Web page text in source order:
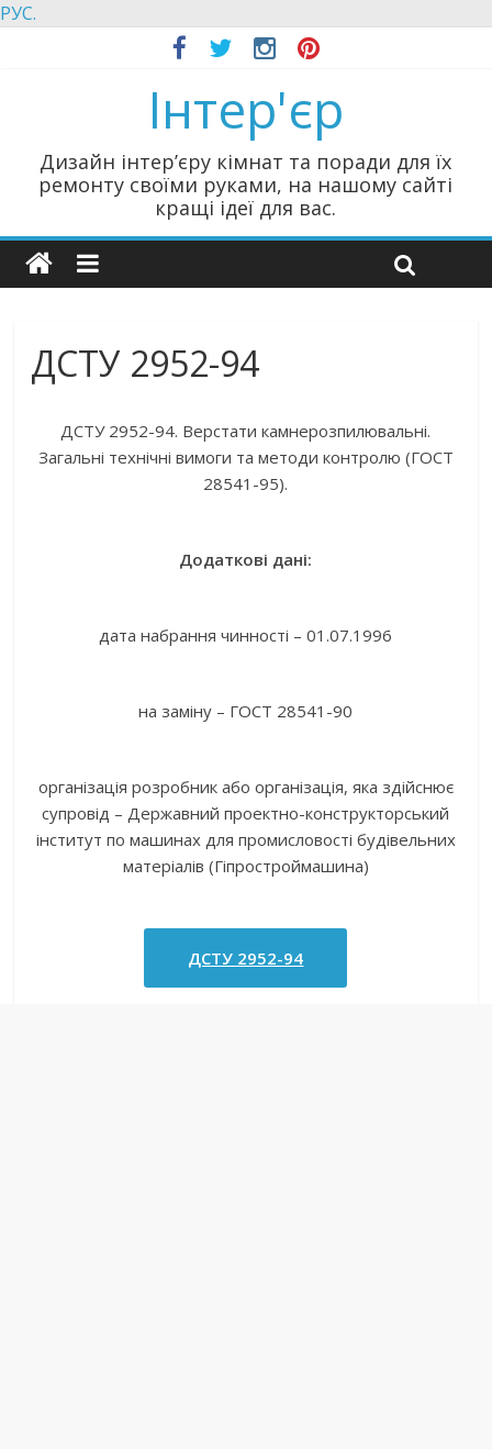
РУС.
Інтер'єр
Дизайн інтер’єру кімнат та поради для їх
ремонту своїми руками, на нашому сайті
кращі ідеї для вас.
ДСТУ 2952-94
ДСТУ 2952-94. Верстати камнерозпилювальні.
Загальні технічні вимоги та методи контролю (ГОСТ
28541-95).
Додаткові дані:
дата набрання чинності – 01.07.1996
на заміну – ГОСТ 28541-90
організація розробник або організація, яка здійснює
супровід – Державний проектно-конструкторський
інститут по машинах для промисловості будівельних
матеріалів (Гіпростроймашина)
ДСТУ 2952-94